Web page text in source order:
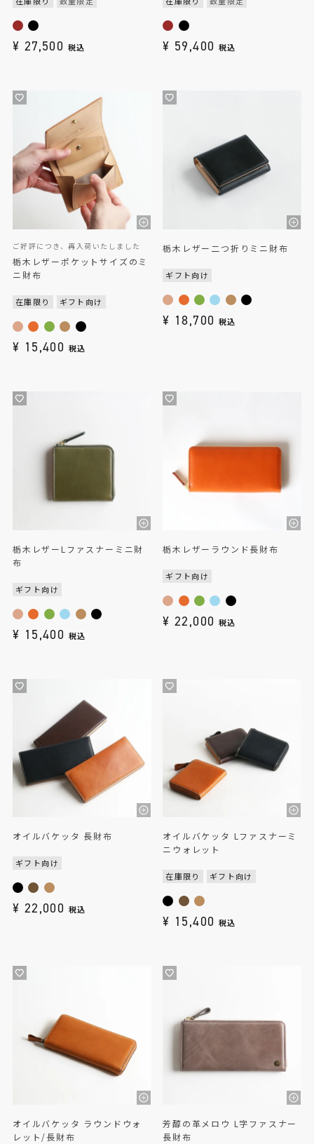
¥ 27,500 税込 ¥ 59,400 税込
ご好評につき、再入荷いたしました
栃木レザーポケットサイズのミ
ニ財布
在庫限り ギフト向け
¥ 15,400 税込
栃木レザー二つ折りミニ財布
ギフト向け
¥ 18,700 税込
栃木レザーLファスナーミニ財
布
ギフト向け
¥ 15,400 税込
栃木レザーラウンド長財布
ギフト向け
¥ 22,000 税込
オイルバケッタ 長財布
ギフト向け
¥ 22,000 税込
オイルバケッタ Lファスナーミ
ニウォレット
在庫限り ギフト向け
¥ 15,400 税込
オイルバケッタ ラウンドウォ
レット/長財布
芳醇の革メロウ L字ファスナー
長財布